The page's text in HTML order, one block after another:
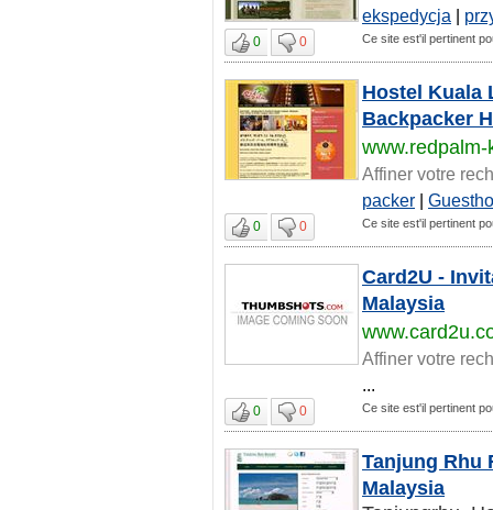
ekspedycja |
0 0 Ce site est'il pertinent
Hostel Kuala
Backpacker
www.redpalm-
Affiner votre
packer |
0 0 Ce site est'il pertinent
Card2U -
Malaysia
Affiner votre
...
0 0 Ce site est'il pertinent
Tanjung Rhu
Malaysia